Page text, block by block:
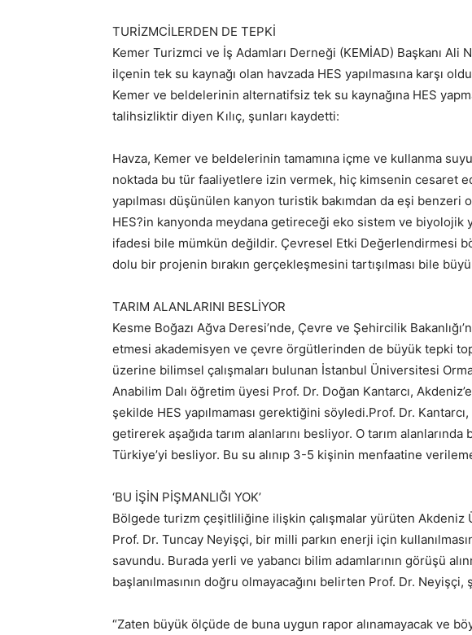
TURİZMCİLERDEN DE TEPKİ
Kemer Turizmci ve İş Adamları Derneği (KEMİAD) Başkanı Ali
ilçenin tek su kaynağı olan havzada HES yapılmasına karşı
Kemer ve beldelerinin alternatifsiz tek su kaynağına HES
talihsizliktir diyen Kılıç, şunları kaydetti:
Havza, Kemer ve beldelerinin tamamına içme ve kullanma
noktada bu tür faaliyetlere izin vermek, hiç kimsenin cesaret
yapılması düşünülen kanyon turistik bakımdan da eşi benzeri
HES?in kanyonda meydana getireceği eko sistem ve biyolojik
ifadesi bile mümkün değildir. Çevresel Etki Değerlendirmesi
dolu bir projenin bırakın gerçekleşmesini tartışılması bile
TARIM ALANLARINI BESLİYOR
Kesme Boğazı Ağva Deresi’nde, Çevre ve Şehircilik
etmesi akademisyen ve çevre örgütlerinden de büyük tepki
üzerine bilimsel çalışmaları bulunan İstanbul Üniversitesi
Anabilim Dalı öğretim üyesi Prof. Dr. Doğan Kantarcı,
şekilde HES yapılmaması gerektiğini söyledi.Prof. Dr. Kantarcı,
getirerek aşağıda tarım alanlarını besliyor. O tarım
Türkiye’yi besliyor. Bu su alınıp 3-5 kişinin menfaatine
‘BU İŞİN PİŞMANLIĞI YOK’
Bölgede turizm çeşitliliğine ilişkin çalışmalar yürüten Akdeniz
Prof. Dr. Tuncay Neyişçi, bir milli parkın enerji için
savundu. Burada yerli ve yabancı bilim adamlarının görüşü
başlanılmasının doğru olmayacağını belirten Prof. Dr. Neyişçi,
“Zaten büyük ölçüde de buna uygun rapor alınamayacak ve